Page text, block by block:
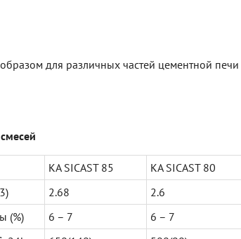
для различных частей цементной
смесей
KA SICAST 85 KA SICAST 80
2.68 2.6
(%)
6 – 7 6 – 7